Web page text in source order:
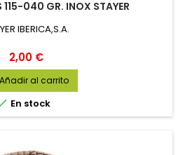
040 GR. INOX STAYER
IBERICA,S.A.
Precio
2,00 €
Añadir al carrito
En stock